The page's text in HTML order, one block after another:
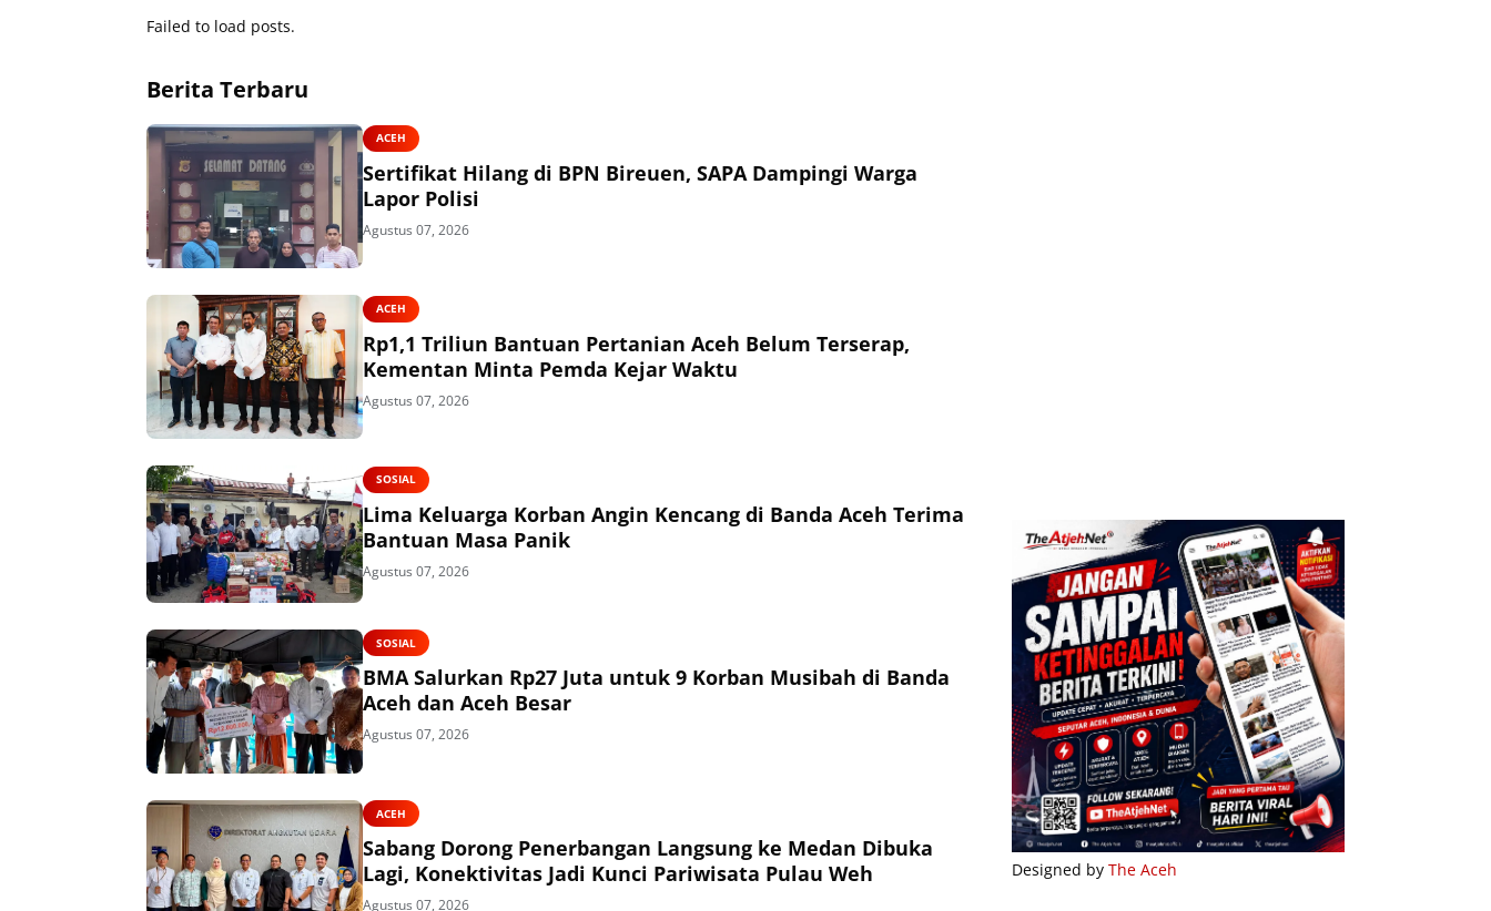
Failed to load posts.
Berita Terbaru
ACEH
Sertifikat Hilang di BPN Bireuen, SAPA Dampingi Warga
Lapor Polisi
Agustus 07, 2026
ACEH
Rp1,1 Triliun Bantuan Pertanian Aceh Belum Terserap,
Kementan Minta Pemda Kejar Waktu
Agustus 07, 2026
SOSIAL
Lima Keluarga Korban Angin Kencang di Banda Aceh Terima
Bantuan Masa Panik
Agustus 07, 2026
SOSIAL
BMA Salurkan Rp27 Juta untuk 9 Korban Musibah di Banda
Aceh dan Aceh Besar
Agustus 07, 2026
ACEH
Sabang Dorong Penerbangan Langsung ke Medan Dibuka
Lagi, Konektivitas Jadi Kunci Pariwisata Pulau Weh
Agustus 07, 2026
Designed by The Aceh